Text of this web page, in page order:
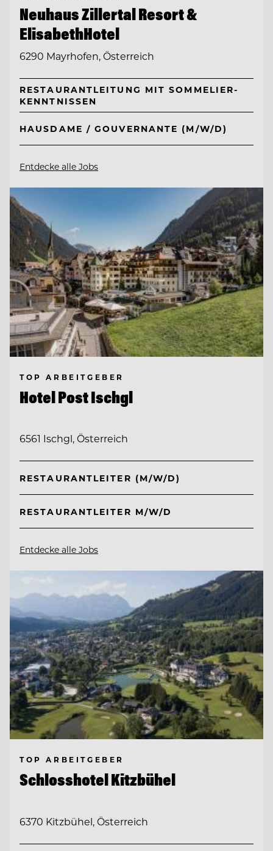
Neuhaus Zillertal Resort &
ElisabethHotel
6290 Mayrhofen, Österreich
RESTAURANTLEITUNG MIT SOMMELIER-
KENNTNISSEN
HAUSDAME / GOUVERNANTE (M/W/D)
Entdecke alle Jobs
TOP ARBEITGEBER
Hotel Post Ischgl
6561 Ischgl, Österreich
RESTAURANTLEITER (M/W/D)
RESTAURANTLEITER M/W/D
Entdecke alle Jobs
TOP ARBEITGEBER
Schlosshotel Kitzbühel
6370 Kitzbühel, Österreich